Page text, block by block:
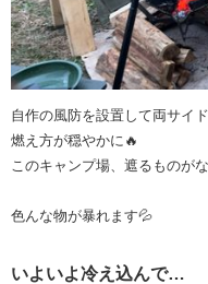
自作の風防を設置して両サイ
燃え方が穏やかに🔥
このキャンプ場、遮るものが
色んな物が暴れます💦
いよいよ冷え込んで…